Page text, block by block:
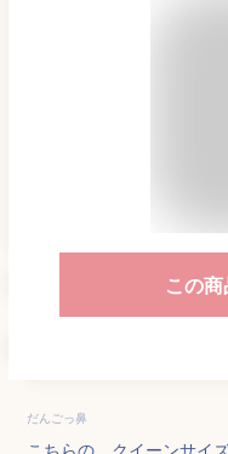
この
だんごっ鼻
こちらの、クイーンサイ